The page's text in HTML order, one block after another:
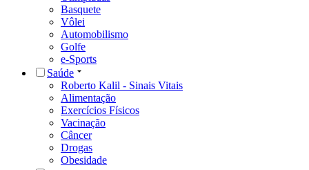
Basquete
Vôlei
Automobilismo
Golfe
e-Sports
Saúde
Roberto Kalil - Sinais Vitais
Alimentação
Exercícios Físicos
Vacinação
Câncer
Drogas
Obesidade